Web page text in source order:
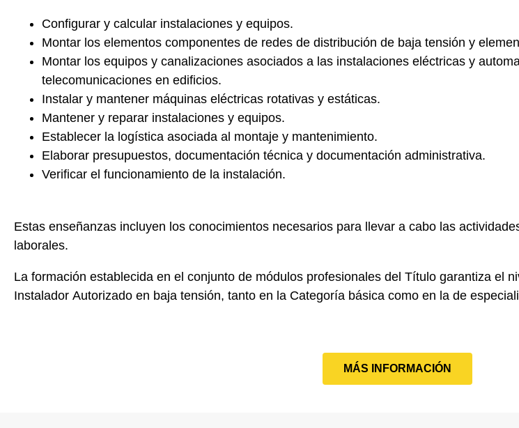
Configurar y calcular instalaciones y equipos.
Montar los elementos componentes de redes de distribución de baja tensión y
Montar los equipos y canalizaciones asociados a las instalaciones eléctricas y
telecomunicaciones en edificios.
Instalar y mantener máquinas eléctricas rotativas y estáticas.
Mantener y reparar instalaciones y equipos.
Establecer la logística asociada al montaje y mantenimiento.
Elaborar presupuestos, documentación técnica y documentación administrativa.
Verificar el funcionamiento de la instalación.
Estas enseñanzas incluyen los conocimientos necesarios para llevar a cabo las
laborales.
La formación establecida en el conjunto de módulos profesionales del Título garantiza el
Instalador Autorizado en baja tensión, tanto en la Categoría básica como en la de
MÁS INFORMACIÓN